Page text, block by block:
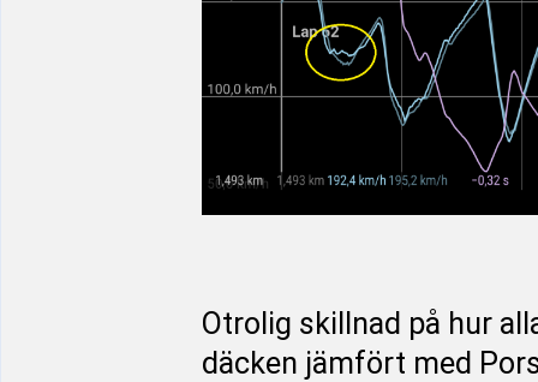
Otrolig skillnad på hur
däcken jämfört med